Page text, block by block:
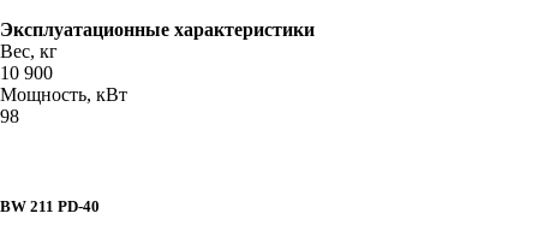
Эксплуатационные характеристики
Вес, кг
10 900
Мощность, кВт
98
BW 211 PD-40